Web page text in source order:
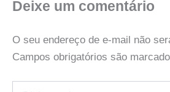
Deixe um comentário
O seu endereço de e-mail não
Campos obrigatórios são